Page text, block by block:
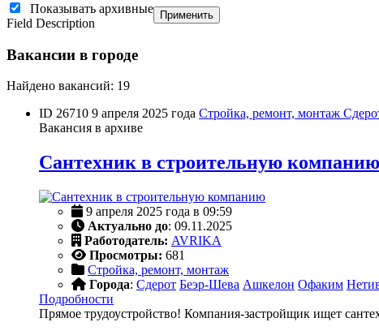
Показывать архивные
Field Description
Применить
Вакансии в городе
Найдено вакансий: 19
ID 26710 9 апреля 2025 года Стройка, ремонт, монтаж
Вакансия в архиве
Сантехник в строительную компанию
9 апреля 2025 года в 09:59
Актуально до: 09.11.2025
Работодатель: AVRIKA
Просмотры: 681
Стройка, ремонт, монтаж
Города: Сдерот Беэр-Шева Ашкелон Офаким
Подробности
Прямое трудоустройство! Компания-застройщик ищет